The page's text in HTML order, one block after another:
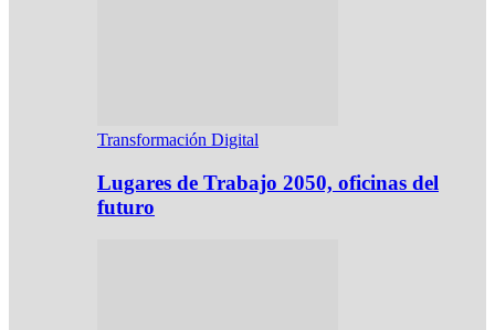
Transformación Digital
Lugares de Trabajo 2050, oficinas del
futuro